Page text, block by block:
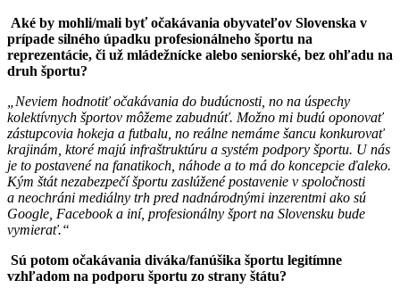
Aké by mohli/mali byť očakávania obyvateľov Slovenska v
prípade silného úpadku profesionálneho športu na
reprezentácie, či už mládežnícke alebo seniorské, bez ohľadu na
druh športu?
„Neviem hodnotiť očakávania do budúcnosti, no na úspechy
kolektívnych športov môžeme zabudnúť. Možno mi budú oponovať
zástupcovia hokeja a futbalu, no reálne nemáme šancu konkurovať
krajinám, ktoré majú infraštruktúru a systém podpory športu. U nás
je to postavené na fanatikoch, náhode a to má do koncepcie ďaleko.
Kým štát nezabezpečí športu zaslúžené postavenie v spoločnosti
a neochráni mediálny trh pred nadnárodnými inzerentmi ako sú
Google, Facebook a iní, profesionálny šport na Slovensku bude
vymierať.“
Sú potom očakávania diváka/fanúšika športu legitímne
vzhľadom na podporu športu zo strany štátu?